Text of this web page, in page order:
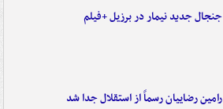
جنجال جدید نیمار در برزیل +فیلم
رامین رضاییان رسماً از استقلال جدا شد